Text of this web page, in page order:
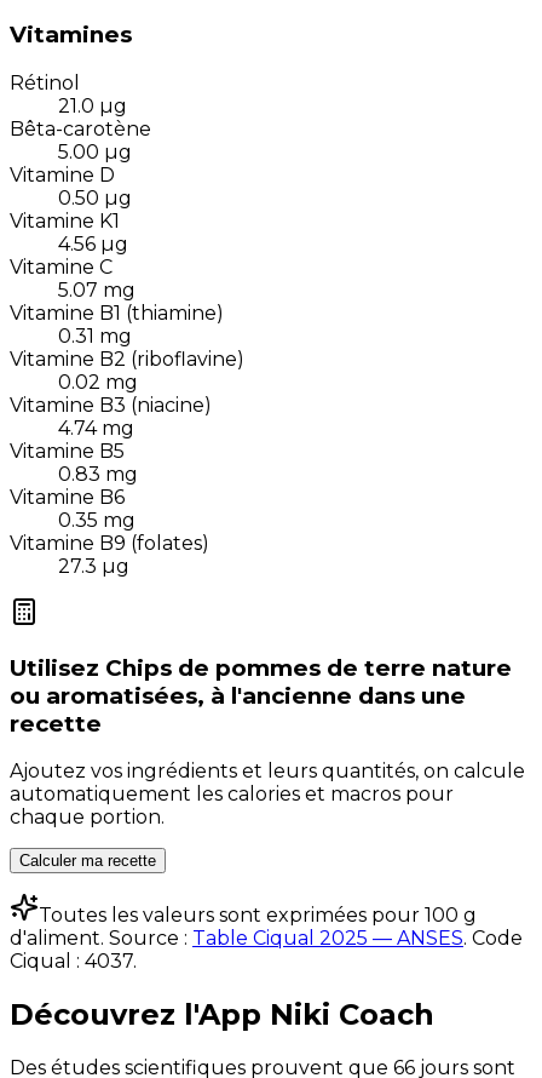
Vitamines
Rétinol
21.0 µg
Bêta-carotène
5.00 µg
Vitamine D
0.50 µg
Vitamine K1
4.56 µg
Vitamine C
5.07 mg
Vitamine B1 (thiamine)
0.31 mg
Vitamine B2 (riboflavine)
0.02 mg
Vitamine B3 (niacine)
4.74 mg
Vitamine B5
0.83 mg
Vitamine B6
0.35 mg
Vitamine B9 (folates)
27.3 µg
Utilisez Chips de pommes de terre nature
ou aromatisées, à l'ancienne dans une
recette
Ajoutez vos ingrédients et leurs quantités, on calcule
automatiquement les calories et macros pour
chaque portion.
Calculer ma recette
Toutes les valeurs sont exprimées pour 100 g
d'aliment. Source : Table Ciqual 2025 — ANSES. Code
Ciqual : 4037.
Découvrez l'App Niki Coach
Des études scientifiques prouvent que 66 jours sont